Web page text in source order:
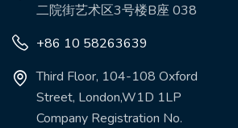
二院街艺术区3号楼B座 038
+86 10 58263639
Third Floor, 104-108 Oxford
Street, London,W1D 1LP
Company Registration No.